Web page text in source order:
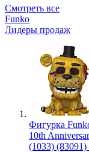
Смотреть все
Funko
Лидеры продаж
Фигурка
10th
(1033)